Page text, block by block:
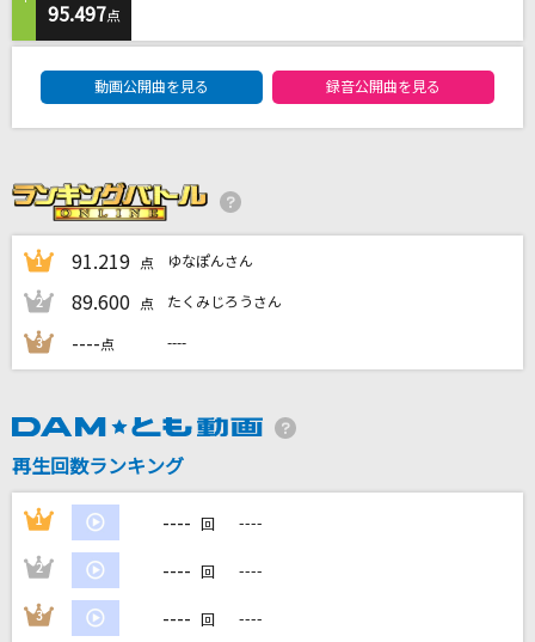
ラッツ&スター(シャネルズ)
[生音]非情階段
中西圭三
ポルノグラフィティ
シャルル
カラオケ最新情報をチェック！
カラオケをもっと楽しもう！
95.497点
動画公開曲を見る 録音公開曲を見る
1 91.219 点 ゆなぽんさん
2 89.600 点 たくみじろうさん
3 ----点 ----
再生回数ランキング
1 ---- 回 ----
2 ---- 回 ----
3 ---- 回 ----